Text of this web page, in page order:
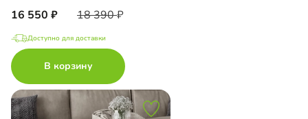
16 550 18 390
Доступно для доставки
В корзину